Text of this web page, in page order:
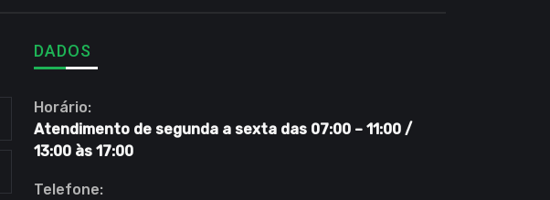
DADOS
Horário:
Atendimento de segunda a sexta das 07:00 – 11:00 /
13:00 às 17:00
Telefone: